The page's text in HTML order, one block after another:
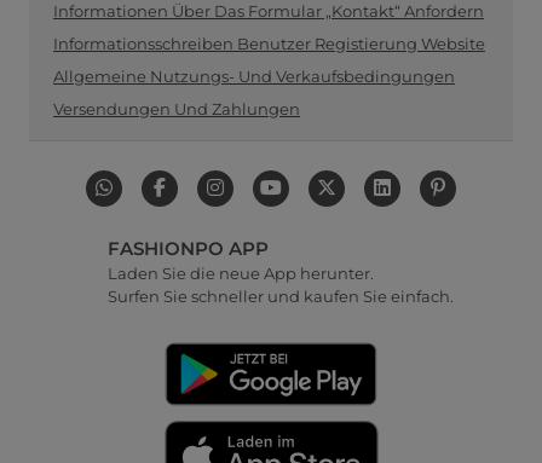
Informationen Über Das Formular „Kontakt“ Anfordern
Informationsschreiben Benutzer Registierung Website
Allgemeine Nutzungs- Und Verkaufsbedingungen
Versendungen Und Zahlungen
FASHIONPO APP
Laden Sie die neue App herunter.
Surfen Sie schneller und kaufen Sie einfach.